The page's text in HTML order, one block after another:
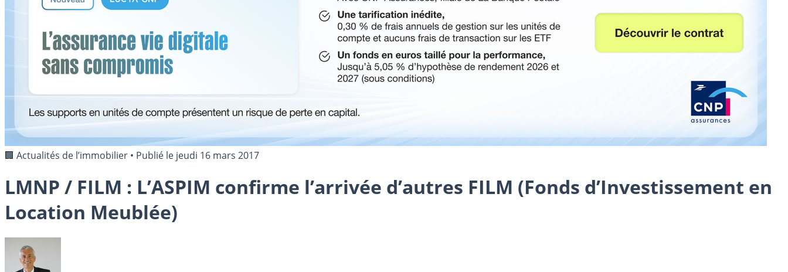
🏢 Actualités de l’immobilier • Publié le jeudi 16 mars 2017
LMNP / FILM : L’ASPIM confirme l’arrivée d’autres FILM (Fonds d’Investissement en
Location Meublée)